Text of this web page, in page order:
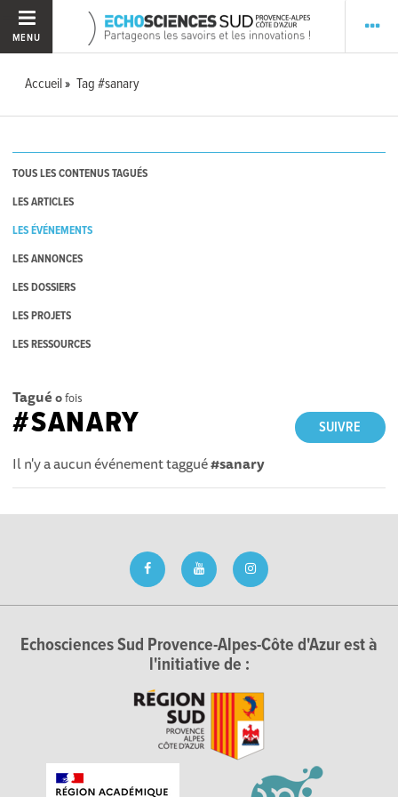
MENU
Accueil Tag #sanary
TOUS LES CONTENUS TAGUÉS
LES ARTICLES
LES ÉVÉNEMENTS
LES ANNONCES
LES DOSSIERS
LES PROJETS
LES RESSOURCES
Tagué 0fois
SUIVRE
#SANARY
Il n'y a aucun événement taggué#sanary
Echosciences Sud Provence-Alpes-Côte d'Azur est à
l'initiative de :